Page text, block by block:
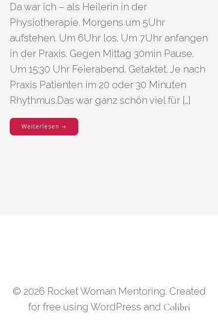
Da war ich – als Heilerin in der
Physiotherapie. Morgens um 5Uhr
aufstehen. Um 6Uhr los. Um 7Uhr anfangen
in der Praxis. Gegen Mittag 30min Pause.
Um 15:30 Uhr Feierabend. Getaktet. Je nach
Praxis Patienten im 20 oder 30 Minuten
Rhythmus.Das war ganz schön viel für […]
Weiterlesen
© 2026 Rocket Woman Mentoring. Created
for free using WordPress and Colibri